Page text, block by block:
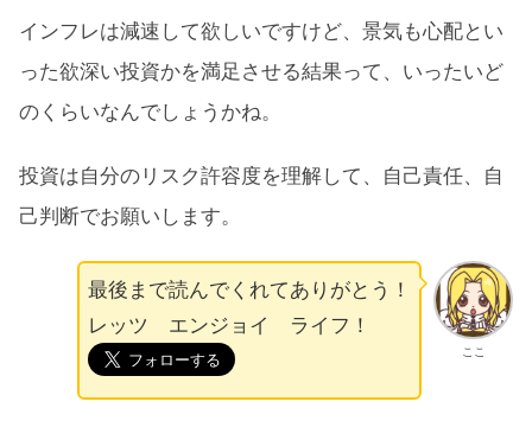
インフレは減速して欲しいですけど、景気も心配とい
った欲深い投資かを満足させる結果って、いったいど
のくらいなんでしょうかね。
投資は自分のリスク許容度を理解して、自己責任、自
己判断でお願いします。
ここ
最後まで読んでくれてありがとう！
レッツ エンジョイ ライフ！